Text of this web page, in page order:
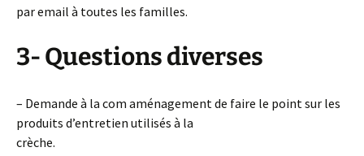
par email à toutes les familles.
3- Questions diverses
– Demande à la com aménagement de faire le point sur les
produits d’entretien utilisés à la
crèche.